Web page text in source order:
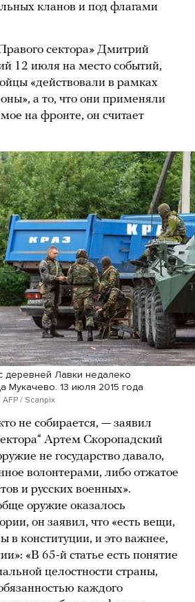
кланов и под флагами
сектора» Дмитрий
12 июля на место событий,
«действовали в рамках
а то, что они применяли
на фронте, он считает
деревней Лавки недалеко
Мукачево. 13 июля 2015 года
/ Scanpix
не собирается, — заявил
Артем Скоропадский
не государство давало,
волонтерами, либо отжатое
и русских военных».
оружие оказалось
он заявил, что «есть вещи,
в конституции, и это важнее,
«В 65-й статье есть понятие
целостности страны,
каждого